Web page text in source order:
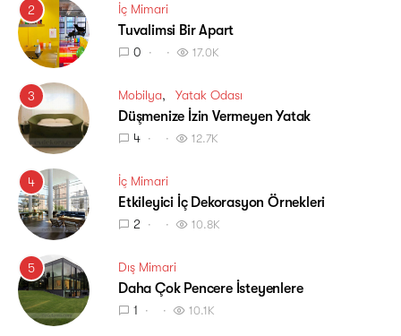
2 İç Mimari
Tuvalimsi Bir Apart
0 17.0K
3 Mobilya Yatak Odası
Düşmenize İzin Vermeyen Yatak
4 12.7K
4 İç Mimari
Etkileyici İç Dekorasyon Örnekleri
2 10.8K
5 Dış Mimari
Daha Çok Pencere İsteyenlere
1 10.1K